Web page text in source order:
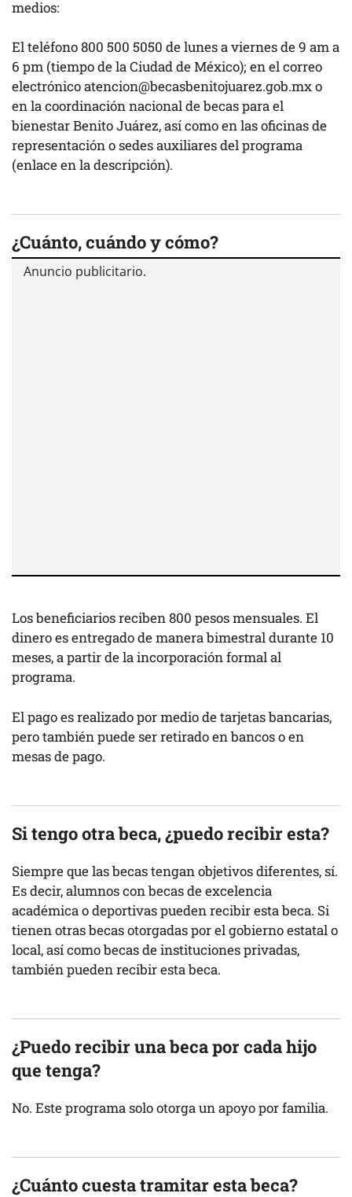
medios:
El teléfono 800 500 5050 de lunes a viernes de 9 am a
6 pm (tiempo de la Ciudad de México); en el correo
electrónicoatencion@becasbenitojuarez.gob.mxo
en la coordinación nacional de becas para el
bienestar Benito Juárez, así como en las oficinas de
representación o sedes auxiliares del programa
(enlace en la descripción).
¿Cuánto, cuándo y cómo?
Los beneficiarios reciben 800 pesos mensuales. El
dinero es entregado de manera bimestral durante 10
meses, a partir de la incorporación formal al
programa.
El pago es realizado por medio de tarjetas bancarias,
pero también puede ser retirado en bancos o en
mesas de pago.
Si tengo otra beca, ¿puedo recibir esta?
Siempre que las becas tengan objetivos diferentes, sí.
Es decir, alumnos con becas de excelencia
académica o deportivas pueden recibir esta beca. Si
tienen otras becas otorgadas por el gobierno estatal o
local, así como becas de instituciones privadas,
también pueden recibir esta beca.
¿Puedo recibir una beca por cada hijo
que tenga?
No. Este programa solo otorga un apoyo por familia.
¿Cuánto cuesta tramitar esta beca?